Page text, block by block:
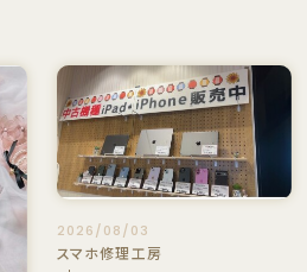
2026/08/03
スマホ修理工房